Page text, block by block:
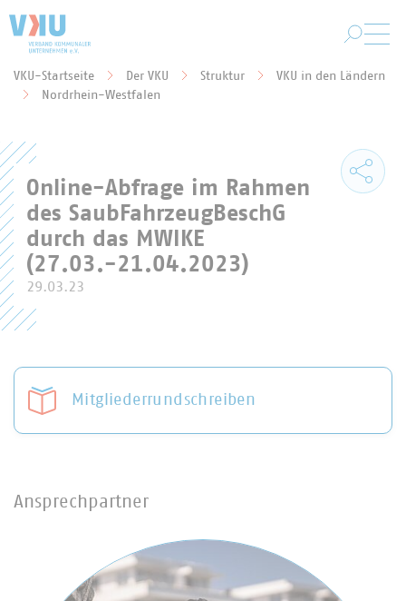
Sie befinden sich hier:
VKU-Startseite Der VKU Struktur
VKU in den Ländern
Nordrhein-Westfalen
Online-Abfrage im Rahmen
des SaubFahrzeugBeschG
durch das MWIKE
(27.03.-21.04.2023)
29.03.23
Mitgliederrundschreiben
Ansprechpartner